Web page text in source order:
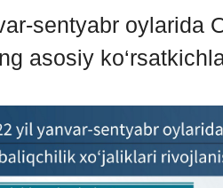
sentyabr oylarida
asosiy